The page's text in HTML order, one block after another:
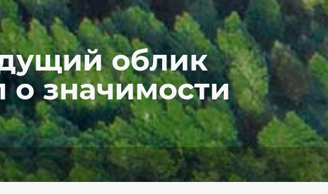
облик
о значимости